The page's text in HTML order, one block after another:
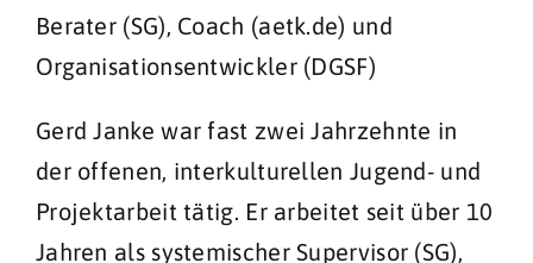
Berater (SG), Coach (aetk.de) und
Organisationsentwickler (DGSF)
Gerd Janke war fast zwei Jahrzehnte in
der offenen, interkulturellen Jugend- und
Projektarbeit tätig. Er arbeitet seit über 10
Jahren als systemischer Supervisor (SG),